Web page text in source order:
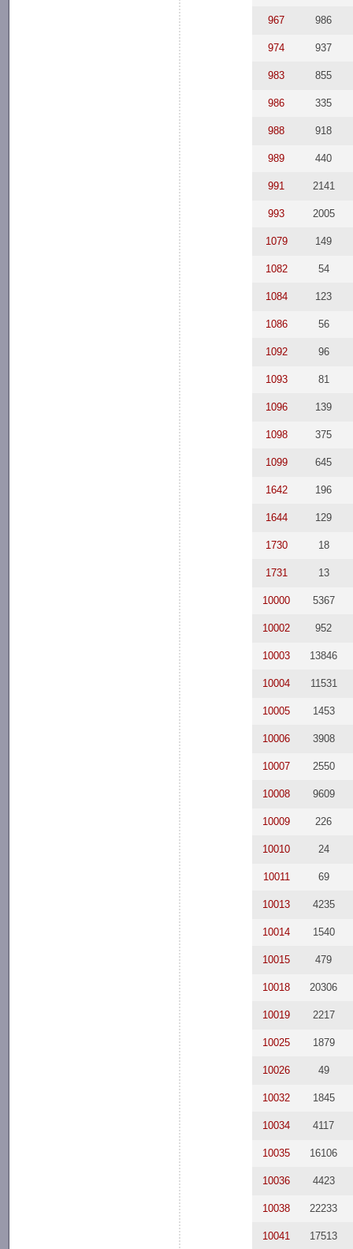
967 986
974 937
983 855
986 335
988 918
989 440
991 2141
993 2005
1079 149
1082 54
1084 123
1086 56
1092 96
1093 81
1096 139
1098 375
1099 645
1642 196
1644 129
1730 18
1731 13
10000 5367
10002 952
10003 13846
10004 11531
10005 1453
10006 3908
10007 2550
10008 9609
10009 226
10010 24
10011 69
10013 4235
10014 1540
10015 479
10018 20306
10019 2217
10025 1879
10026 49
10032 1845
10034 4117
10035 16106
10036 4423
10038 22233
10041 17513